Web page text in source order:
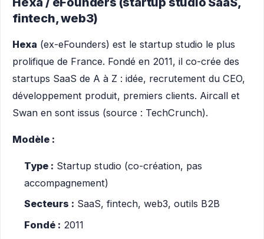
fintech, web3)
Hexa (ex-eFounders) est le startup studio le plus
prolifique de France. Fondé en 2011, il co-crée des
startups SaaS de A à Z : idée, recrutement du CEO,
développement produit, premiers clients. Aircall et
Swan en sont issus (source : TechCrunch).
Modèle :
Type : Startup studio (co-création, pas
accompagnement)
Secteurs : SaaS, fintech, web3, outils B2B
Fondé : 2011